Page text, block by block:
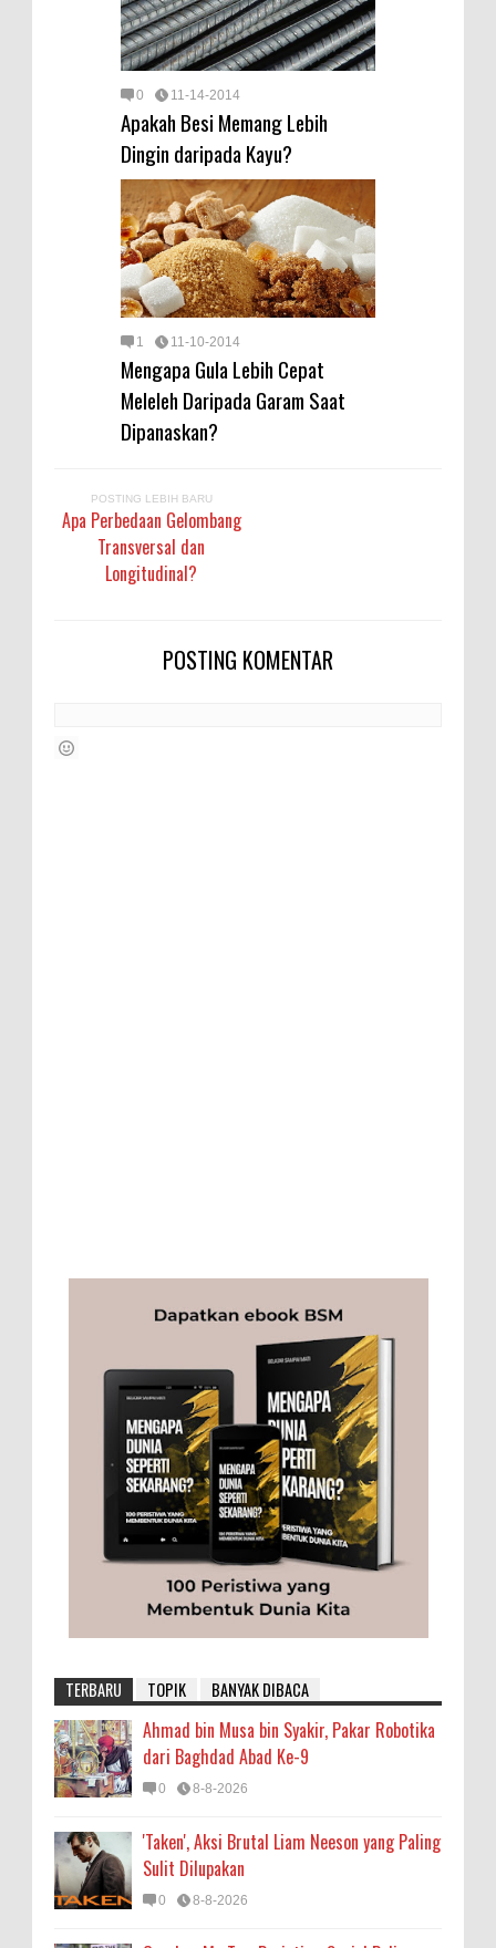
0 11-14-2014
Apakah Besi Memang Lebih
Dingin daripada Kayu?
1 11-10-2014
Mengapa Gula Lebih Cepat
Meleleh Daripada Garam Saat
Dipanaskan?
POSTING LEBIH BARU
Apa Perbedaan Gelombang
Transversal dan
Longitudinal?
POSTING KOMENTAR
TERBARU TOPIK BANYAK DIBACA
Ahmad bin Musa bin Syakir, Pakar Robotika
dari Baghdad Abad Ke-9
0 8-8-2026
'Taken', Aksi Brutal Liam Neeson yang Paling
Sulit Dilupakan
0 8-8-2026